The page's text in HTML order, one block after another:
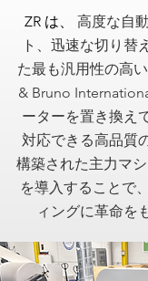
ZR は、
高度な自
ト、迅速な切り替
た最も汎用性の高
& Bruno
ーターを置き換え
対応できる高品質
構築された主力マ
を導入することで
ィングに革命を